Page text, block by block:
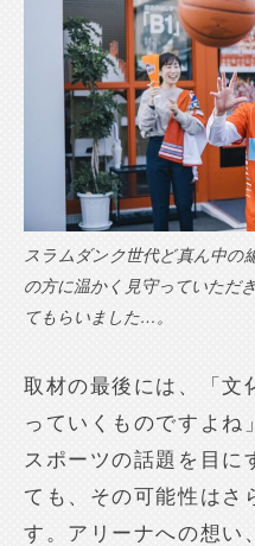
スラムダンク世代ど真ん中の
の方に温かく見守っていただ
てもらいました…。
取材の最後には、「文
っていくものですよね
スポーツの話題を目に
ても、その可能性はさ
す。アリーナへの想い